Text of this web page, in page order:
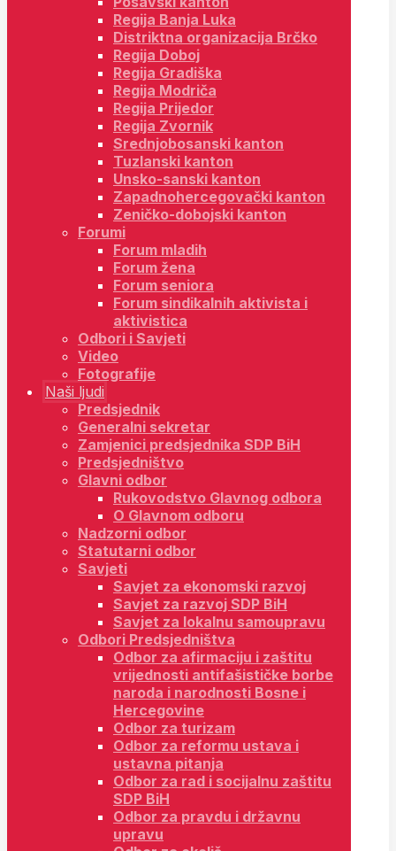
Regija Banja Luka
Distriktna organizacija Brčko
Regija Doboj
Regija Gradiška
Regija Modriča
Regija Prijedor
Regija Zvornik
Srednjobosanski kanton
Tuzlanski kanton
Unsko-sanski kanton
Zapadnohercegovački kanton
Zeničko-dobojski kanton
Forumi
Forum mladih
Forum žena
Forum seniora
Forum sindikalnih aktivista i
aktivistica
Odbori i Savjeti
Video
Fotografije
Naši ljudi
Predsjednik
Generalni sekretar
Zamjenici predsjednika SDP BiH
Predsjedništvo
Glavni odbor
Rukovodstvo Glavnog odbora
O Glavnom odboru
Nadzorni odbor
Statutarni odbor
Savjeti
Savjet za ekonomski razvoj
Savjet za razvoj SDP BiH
Savjet za lokalnu samoupravu
Odbori Predsjedništva
Odbor za afirmaciju i zaštitu
vrijednosti antifašističke borbe
naroda i narodnosti Bosne i
Hercegovine
Odbor za turizam
Odbor za reformu ustava i
ustavna pitanja
Odbor za rad i socijalnu zaštitu
SDP BiH
Odbor za pravdu i državnu
upravu